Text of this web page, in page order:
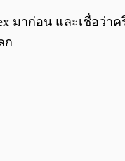
มาก่อน และเชื่อว่า
ก